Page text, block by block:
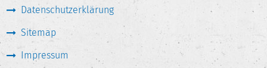
Datenschutzerklärung
Sitemap
Impressum